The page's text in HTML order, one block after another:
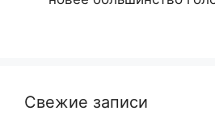
Свежие записи